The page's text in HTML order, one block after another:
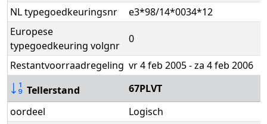
NL typegoedkeuringsnr
e3*98/14*0034*12
Europese
typegoedkeuring volgnr
0
Restantvoorraadregeling vr 4 feb 2005 - za 4 feb 2006
Tellerstand
67PLVT
oordeel
Logisch